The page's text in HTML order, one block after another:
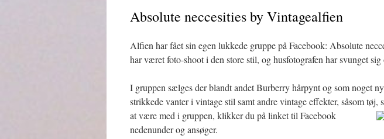
Absolute neccesities by Vintagealfien
Alfien har fået sin egen lukkede gruppe på Facebook: Absolute
har været foto-shoot i den store stil, og husfotografen har svunget
I gruppen sælges der blandt andet Burberry hårpynt og som noget
strikkede vanter i vintage stil samt andre vintage effekter, såsom tøj,
at være med i gruppen, klikker du på linket til Facebook
nedenunder og ansøger.